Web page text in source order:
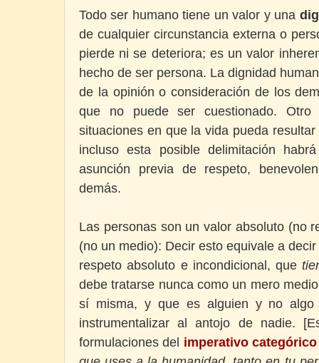
Todo ser humano tiene un valor y una
de cualquier circunstancia externa o
pierde ni se deteriora; es un valor
hecho de ser persona. La dignidad
de la opinión o consideración de los
que no puede ser cuestionado. Otro
situaciones en que la vida pueda
incluso esta posible delimitación
asunción previa de respeto,
demás.
Las personas son un valor absoluto (no
(no un medio): Decir esto equivale a
respeto absoluto e incondicional, que
debe tratarse nunca como un mero
sí misma, y que es alguien y no algo
instrumentalizar al antojo de nadie.
formulaciones del imperativo categórico